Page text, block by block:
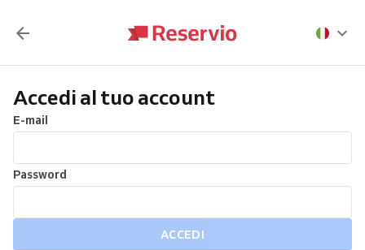
Accedi al tuo account
E-mail
Password
ACCEDI